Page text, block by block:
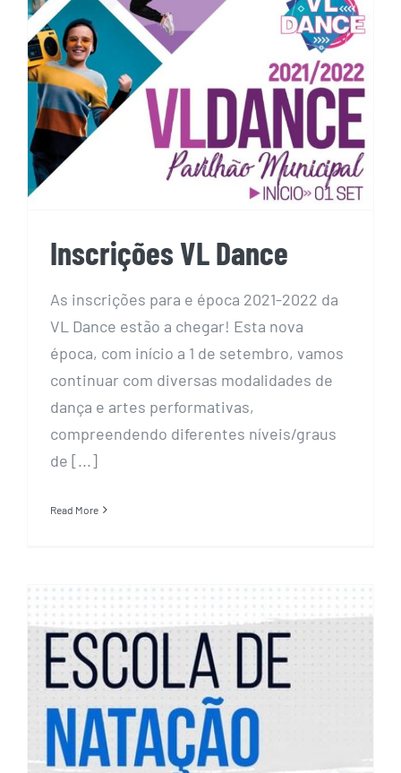
Inscrições VL Dance
As inscrições para e época 2021-2022 da
VL Dance estão a chegar! Esta nova
época, com início a 1 de setembro, vamos
continuar com diversas modalidades de
dança e artes performativas,
compreendendo diferentes níveis/graus
de [...]
Read More